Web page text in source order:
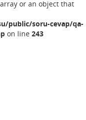
or an object that
public/soru-cevap/qa-
on line 243